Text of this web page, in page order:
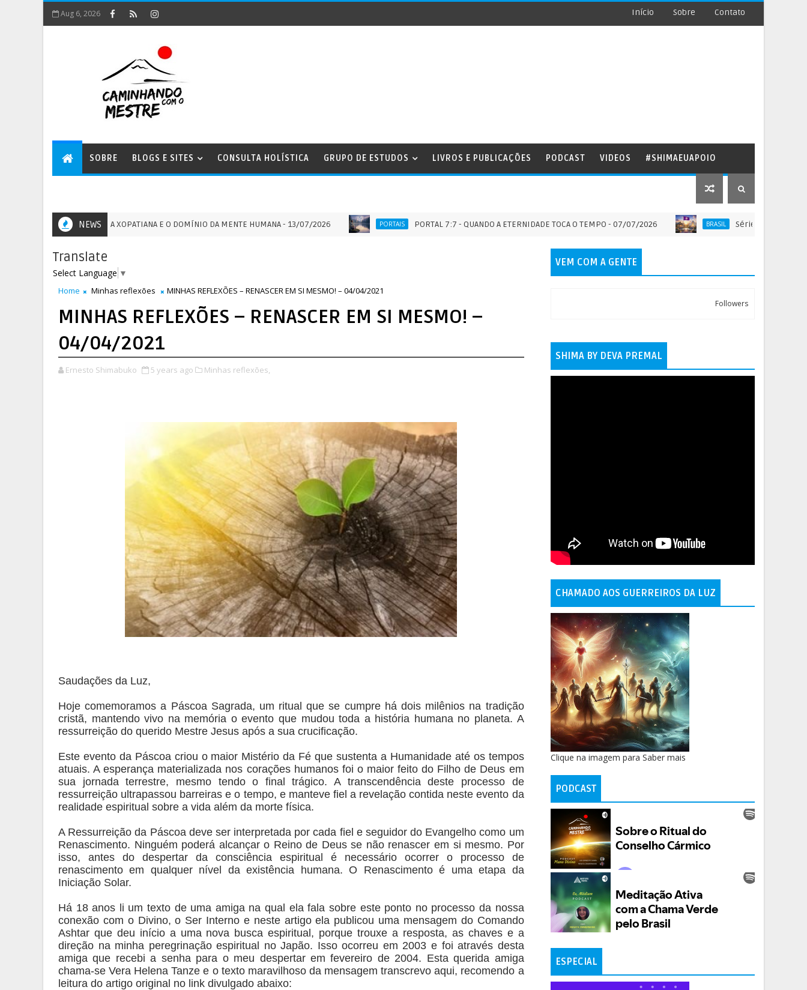
Aug 6, 2026 Início Sobre Contato
SOBRE BLOGS E SITES CONSULTA HOLÍSTICA GRUPO DE ESTUDOS LIVROS E PUBLICAÇÕES PODCAST VIDEOS #SHIMAEUAPOIO
NEWS
A ENERGIA XOPATIANA E O DOMÍNIO DA MENTE HUMANA - 13/07/2026 PORTAIS PORTAL 7:7 - QUANDO A ETERNIDADE TOCA O TEMPO - 07/07/2026 BRASIL Série SOLO SAGRADO DO
Translate
Select Language ▼
Home Minhas reflexões MINHAS REFLEXÕES – RENASCER EM SI MESMO! – 04/04/2021
MINHAS REFLEXÕES – RENASCER EM SI MESMO! –
04/04/2021
Ernesto Shimabuko 5 years ago Minhas reflexões,
Saudações da Luz,
Hoje comemoramos a Páscoa Sagrada, um ritual que se cumpre há dois milênios na tradição
cristã, mantendo vivo na memória o evento que mudou toda a história humana no planeta. A
ressurreição do querido Mestre Jesus após a sua crucificação.
Este evento da Páscoa criou o maior Mistério da Fé que sustenta a Humanidade até os tempos
atuais. A esperança materializada nos corações humanos foi o maior feito do Filho de Deus em
sua jornada terrestre, mesmo tendo o final trágico. A transcendência deste processo de
ressurreição ultrapassou barreiras e o tempo, e manteve fiel a revelação contida neste evento da
realidade espiritual sobre a vida além da morte física.
A Ressurreição da Páscoa deve ser interpretada por cada fiel e seguidor do Evangelho como um
Renascimento. Ninguém poderá alcançar o Reino de Deus se não renascer em si mesmo. Por
isso, antes do despertar da consciência espiritual é necessário ocorrer o processo de
renascimento em qualquer nível da existência humana. O Renascimento é uma etapa da
Iniciação Solar.
Há 18 anos li um texto de uma amiga na qual ela fala sobre este ponto no processo da nossa
conexão com o Divino, o Ser Interno e neste artigo ela publicou uma mensagem do Comando
Ashtar que deu início a uma nova busca espiritual, porque trouxe a resposta, as chaves e a
direção na minha peregrinação espiritual no Japão. Isso ocorreu em 2003 e foi através desta
amiga que recebi a senha para o meu despertar em fevereiro de 2004. Esta querida amiga
chama-se Vera Helena Tanze e o texto maravilhoso da mensagem transcrevo aqui, recomendo a
leitura do artigo original no link divulgado abaixo:
VEM COM A GENTE
Followers
SHIMA BY DEVA PREMAL
CHAMADO AOS GUERREIROS DA LUZ
Clique na imagem para Saber mais
PODCAST
ESPECIAL